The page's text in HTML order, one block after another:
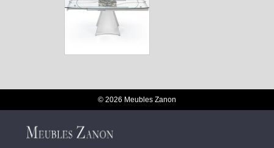
© 2026 Meubles Zanon